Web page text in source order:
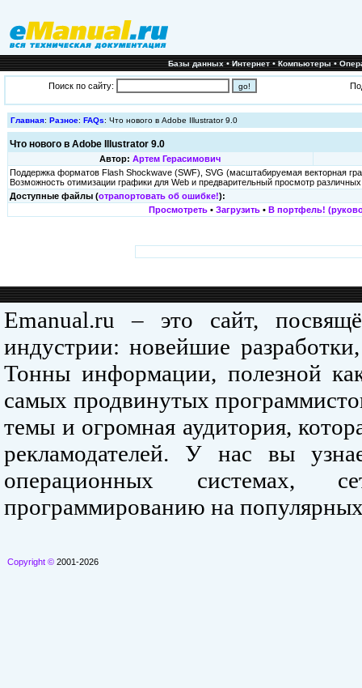
Базы данных•Интернет•Компьютеры•
Поиск по сайту:
Главная: Разное: FAQs: Что нового в Adobe Illustrator 9.0
Что нового в Adobe Illustrator 9.0
Автор: Артем Герасимович
Поддержка форматов Flash Shockwave (SWF), SVG (масштабируемая векторная
Возможность отимизации графики для Web и предварительный просмотр
Доступные файлы (отрапортовать об ошибке!):
Просмотреть • Загрузить • В портфель!
Emanual.ru – это сайт,
индустрии: новейшие
Тонны информации, полезной
самых продвинутых
темы и огромная аудитория,
рекламодателей. У нас вы
операционных системах,
программированию на
Copyright © 2001-2026